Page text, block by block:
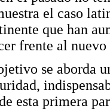
el caso
que han
frente al
se aborda
esta primera